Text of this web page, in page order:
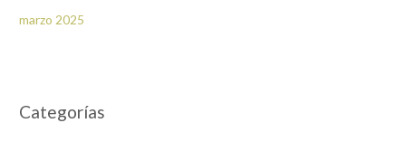
marzo 2025
Categorías